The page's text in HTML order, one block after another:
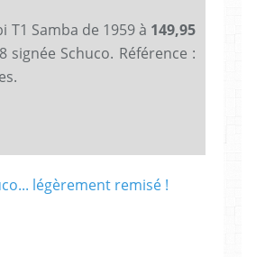
T1 Samba de 1959 à 149,95
Schuco. Référence :